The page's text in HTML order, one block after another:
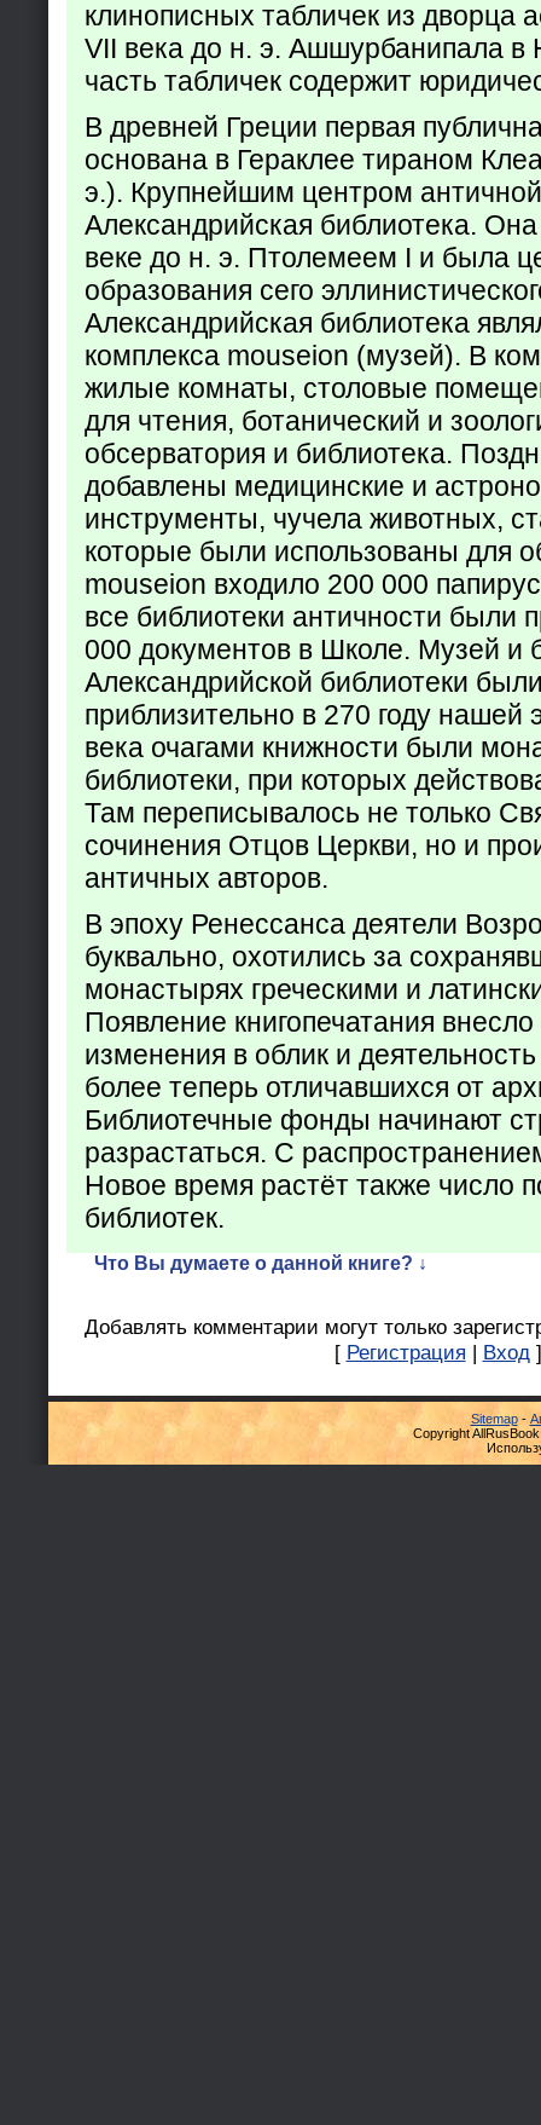
клинописных табличек из дворца
VII века до н. э. Ашшурбанипала в
часть табличек содержит
В древней Греции первая
основана в Гераклее тираном
э.). Крупнейшим центром
Александрийская библиотека.
веке до н. э. Птолемеем I и была
образования сего
Александрийская библиотека
комплекса mouseion (музей). В
жилые комнаты, столовые
для чтения, ботанический и
обсерватория и библиотека.
добавлены медицинские и
инструменты, чучела животных,
которые были использованы для
mouseion входило 200 000
все библиотеки античности были
000 документов в Школе. Музей и
Александрийской библиотеки
приблизительно в 270 году
века очагами книжности были
библиотеки, при которых
Там переписывалось не только
сочинения Отцов Церкви, но и
античных авторов.
В эпоху Ренессанса деятели
буквально, охотились за
монастырях греческими и
Появление книгопечатания
изменения в облик и
более теперь отличавшихся от
Библиотечные фонды начинают
разрастаться. С
Новое время растёт также число
библиотек.
Что Вы думаете о данной книге? ↓
Добавлять комментарии могут только
[ Регистрация | Вход ]
Sitemap-
Copyright